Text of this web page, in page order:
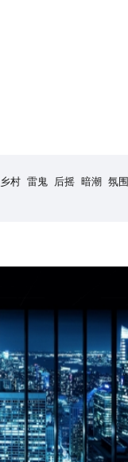
乡村 雷鬼 后摇 暗潮 氛围